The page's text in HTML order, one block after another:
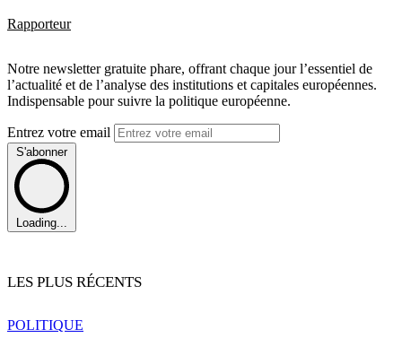
Rapporteur
Notre newsletter gratuite phare, offrant chaque jour l’essentiel de
l’actualité et de l’analyse des institutions et capitales européennes.
Indispensable pour suivre la politique européenne.
Entrez votre email
S'abonner
Loading...
LES PLUS RÉCENTS
POLITIQUE